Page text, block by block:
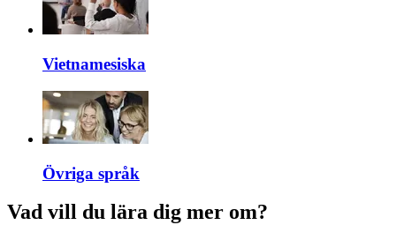
Vietnamesiska
Övriga språk
Vad vill du lära dig mer om?